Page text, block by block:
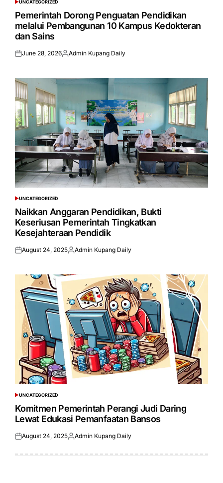
POSTED
IN
UNCATEGORIZED
Pemerintah Dorong Penguatan Pendidikan
melalui Pembangunan 10 Kampus Kedokteran
dan Sains
Posted
June 28, 2026Posted
Admin Kupang Daily
POSTED
IN
UNCATEGORIZED
Naikkan Anggaran Pendidikan, Bukti
Keseriusan Pemerintah Tingkatkan
Kesejahteraan Pendidik
Posted
August 24, 2025Posted
Admin Kupang Daily
POSTED
IN
UNCATEGORIZED
Komitmen Pemerintah Perangi Judi Daring
Lewat Edukasi Pemanfaatan Bansos
Posted
August 24, 2025Posted
Admin Kupang Daily